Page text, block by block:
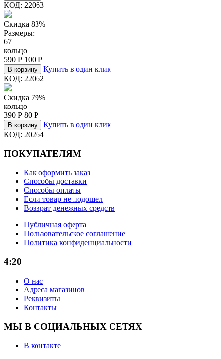
КОД: 22063
Скидка 83%
Размеры:
67
кольцо
590 Р 100 Р
В корзину
Купить в один клик
КОД: 22062
Скидка 79%
кольцо
390 Р 80 Р
В корзину
Купить в один клик
КОД: 20264
ПОКУПАТЕЛЯМ
Как оформить заказ
Способы доставки
Способы оплаты
Если товар не подошел
Возврат денежных средств
Публичная оферта
Пользовательское соглашение
Политика конфиденциальности
4:20
О нас
Адреса магазинов
Реквизиты
Контакты
МЫ В СОЦИАЛЬНЫХ СЕТЯХ
В контакте